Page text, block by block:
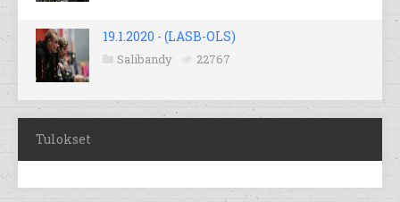
19.1.2020 - (LASB-OLS)
Salibandy 22767
Tulokset